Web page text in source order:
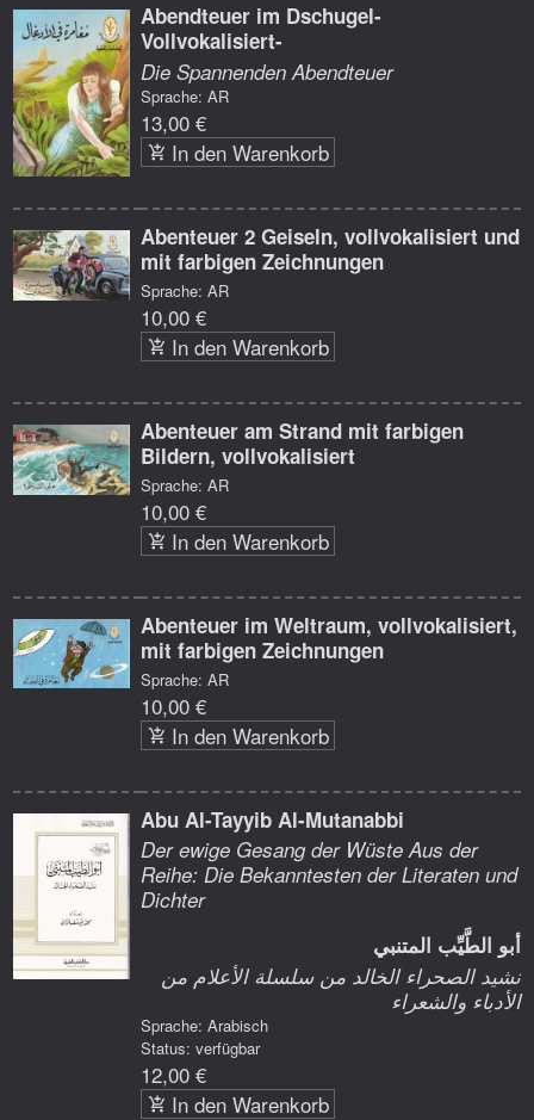
Abendteuer im Dschugel-
Vollvokalisiert-
Die Spannenden Abendteuer
Sprache: AR
13,00 €
In den Warenkorb
Abenteuer 2 Geiseln, vollvokalisiert und
mit farbigen Zeichnungen
Sprache: AR
10,00 €
In den Warenkorb
Abenteuer am Strand mit farbigen
Bildern, vollvokalisiert
Sprache: AR
10,00 €
In den Warenkorb
Abenteuer im Weltraum, vollvokalisiert,
mit farbigen Zeichnungen
Sprache: AR
10,00 €
In den Warenkorb
Abu Al-Tayyib Al-Mutanabbi
Der ewige Gesang der Wüste Aus der
Reihe: Die Bekanntesten der Literaten und
Dichter
أبو الطَّيِّب المتنبي
نشيد الصحراء الخالد من سلسلة الأعلام من
الأدباء والشعراء
Sprache: Arabisch
Status: verfügbar
12,00 €
In den Warenkorb